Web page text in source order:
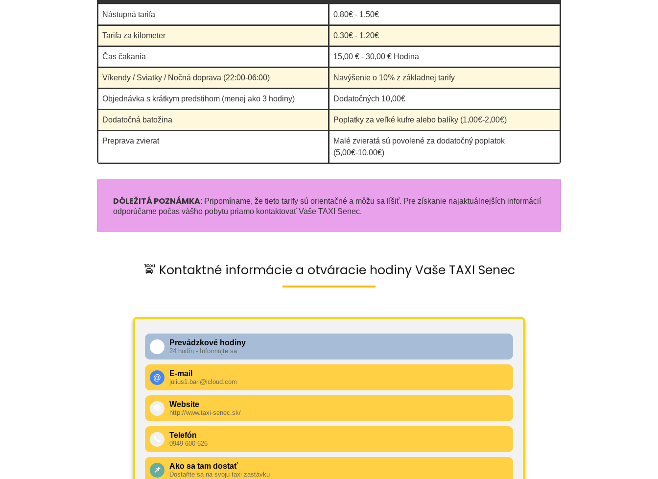
Nástupná tarifa 0,80€ - 1,50€
Tarifa za kilometer 0,30€ - 1,20€
Čas čakania 15,00 € - 30,00 € Hodina
Víkendy / Sviatky / Nočná doprava (22:00-06:00) Navýšenie o 10% z základnej tarify
Objednávka s krátkym predstihom (menej ako 3 hodiny) Dodatočných 10,00€
Dodatočná batožina Poplatky za veľké kufre alebo balíky (1,00€-2,00€)
Preprava zvierat
Malé zvieratá sú povolené za dodatočný poplatok
(5,00€-10,00€)
DÔLEŽITÁ POZNÁMKA: Pripomíname, že tieto tarify sú orientačné a môžu sa líšiť. Pre získanie najaktuálnejších informácií
odporúčame počas vášho pobytu priamo kontaktovať Vaše TAXI Senec.
🚖 Kontaktné informácie a otváracie hodiny Vaše TAXI Senec
Prevádzkové hodiny
24 hodín - Informujte sa
@ E-mail
julius1.bari@icloud.com
Website
http://www.taxi-senec.sk/
Telefón
0949 600 626
📌 Ako sa tam dostať
Dostaňte sa na svoju taxi zastávku